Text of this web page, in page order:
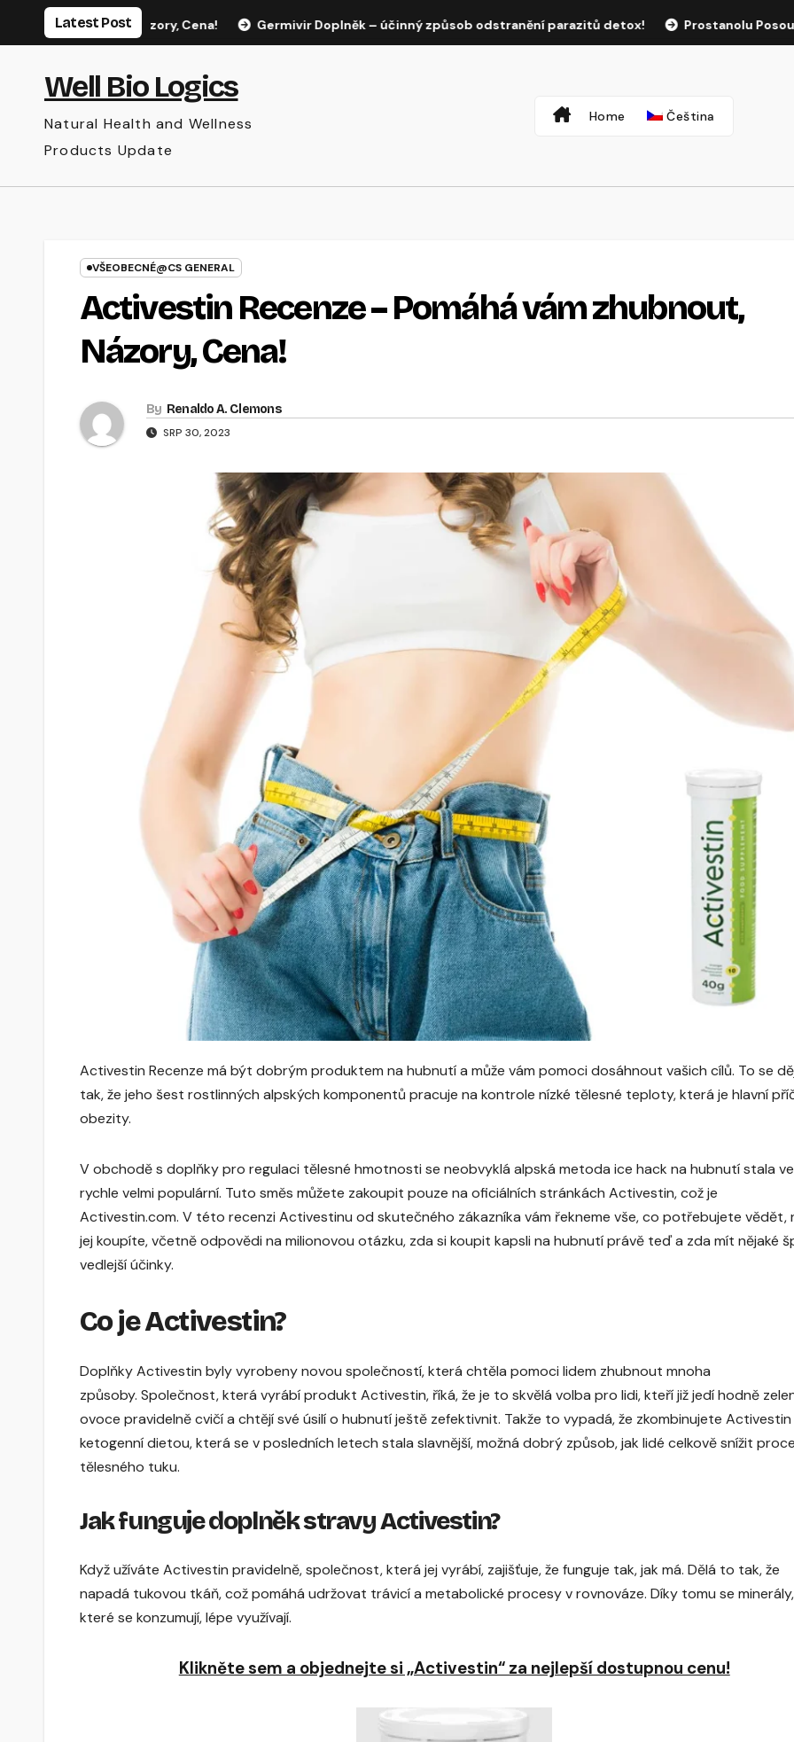
Latest Post
Názory, Cena! Germivir Doplněk – účinný způsob odstranění parazitů detox! Prostanolu Posouzení –
Well Bio Logics
Natural Health and Wellness
Products Update
Home Čeština
VŠEOBECNÉ@CS GENERAL
Activestin Recenze – Pomáhá vám zhubnout,
Názory, Cena!
By Renaldo A. Clemons
SRP 30, 2023
Activestin Recenze má být dobrým produktem na hubnutí a může vám pomoci dosáhnout vašich cílů. To se
tak, že jeho šest rostlinných alpských komponentů pracuje na kontrole nízké tělesné teploty, která je hlavní
obezity.
V obchodě s doplňky pro regulaci tělesné hmotnosti se neobvyklá alpská metoda ice hack na hubnutí stala
rychle velmi populární. Tuto směs můžete zakoupit pouze na oficiálních stránkách Activestin, což je
Activestin.com. V této recenzi Activestinu od skutečného zákazníka vám řekneme vše, co potřebujete vědět,
jej koupíte, včetně odpovědi na milionovou otázku, zda si koupit kapsli na hubnutí právě teď a zda mít nějaké
vedlejší účinky.
Co je Activestin?
Doplňky Activestin byly vyrobeny novou společností, která chtěla pomoci lidem zhubnout mnoha
způsoby. Společnost, která vyrábí produkt Activestin, říká, že je to skvělá volba pro lidi, kteří již jedí hodně
ovoce pravidelně cvičí a chtějí své úsilí o hubnutí ještě zefektivnit. Takže to vypadá, že zkombinujete Activestin
ketogenní dietou, která se v posledních letech stala slavnější, možná dobrý způsob, jak lidé celkově snížit
tělesného tuku.
Jak funguje doplněk stravy Activestin?
Když užíváte Activestin pravidelně, společnost, která jej vyrábí, zajišťuje, že funguje tak, jak má. Dělá to tak, že
napadá tukovou tkáň, což pomáhá udržovat trávicí a metabolické procesy v rovnováze. Díky tomu se minerály,
které se konzumují, lépe využívají.
Klikněte sem a objednejte si „Activestin“ za nejlepší dostupnou cenu!